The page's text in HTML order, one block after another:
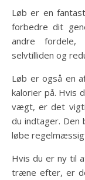
Løb er en
forbedre dit
andre
selvtilliden og
Løb er også en
kalorier på. Hvis
vægt, er det
du indtager.
løbe
Hvis du er ny til
træne efter, er